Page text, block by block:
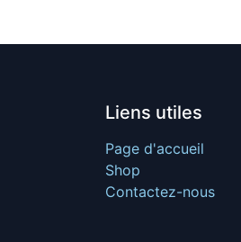
Liens utiles
Page d'accueil
Shop
Contactez-nous